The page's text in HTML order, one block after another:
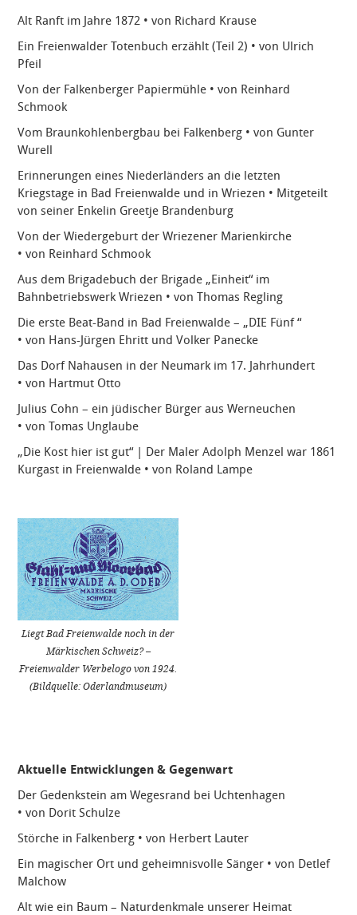
Alt Ranft im Jahre 1872 • von Richard Krause
Ein Freienwalder Totenbuch erzählt (Teil 2) • von Ulrich
Pfeil
Von der Falkenberger Papiermühle • von Reinhard
Schmook
Vom Braunkohlenbergbau bei Falkenberg • von Gunter
Wurell
Erinnerungen eines Niederländers an die letzten
Kriegstage in Bad Freienwalde und in Wriezen • Mitgeteilt
von seiner Enkelin Greetje Brandenburg
Von der Wiedergeburt der Wriezener Marienkirche
• von Reinhard Schmook
Aus dem Brigadebuch der Brigade „Einheit“ im
Bahnbetriebswerk Wriezen • von Thomas Regling
Die erste Beat-Band in Bad Freienwalde – „DIE Fünf “
• von Hans-Jürgen Ehritt und Volker Panecke
Das Dorf Nahausen in der Neumark im 17. Jahrhundert
• von Hartmut Otto
Julius Cohn – ein jüdischer Bürger aus Werneuchen
• von Tomas Unglaube
„Die Kost hier ist gut“ | Der Maler Adolph Menzel war 1861
Kurgast in Freienwalde • von Roland Lampe
Liegt Bad Freienwalde noch in der
Märkischen Schweiz? –
Freienwalder Werbelogo von 1924.
(Bildquelle: Oderlandmuseum)
Aktuelle Entwicklungen & Gegenwart
Der Gedenkstein am Wegesrand bei Uchtenhagen
• von Dorit Schulze
Störche in Falkenberg • von Herbert Lauter
Ein magischer Ort und geheimnisvolle Sänger • von Detlef
Malchow
Alt wie ein Baum – Naturdenkmale unserer Heimat